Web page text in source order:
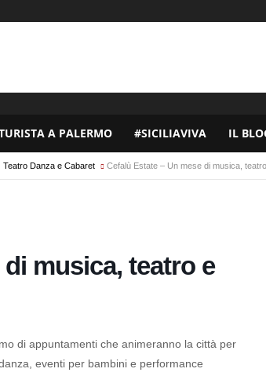
A PALERMO #SICILIAVIVA IL
Teatro Danza e Cabaret Cefalù Estate – Un mese di musica,
musica, teatro e
di appuntamenti che animeranno la città per
eventi per bambini e performance